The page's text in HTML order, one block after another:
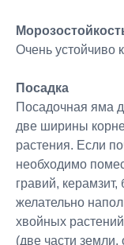
Очень устойчиво
Посадка
Посадочная яма
две ширины
растения. Если
необходимо
гравий,
желательно
хвойных
(две части земли,